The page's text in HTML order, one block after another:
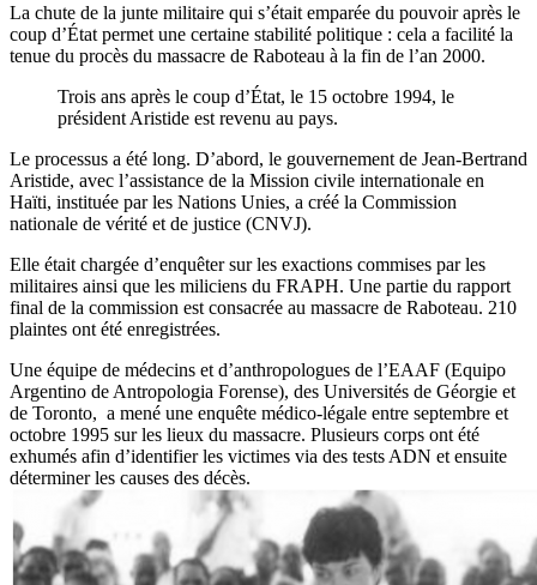
La chute de la junte militaire qui s’était emparée du pouvoir après le
coup d’État permet une certaine stabilité politique : cela a facilité la
tenue du procès du massacre de Raboteau à la fin de l’an 2000.
Trois ans après le coup d’État, le 15 octobre 1994, le
président Aristide est revenu au pays.
Le processus a été long. D’abord, le gouvernement de Jean-Bertrand
Aristide, avec l’assistance de la Mission civile internationale en
Haïti, instituée par les Nations Unies, a créé la Commission
nationale de vérité et de justice (CNVJ).
Elle était chargée d’enquêter sur les exactions commises par les
militaires ainsi que les miliciens du FRAPH. Une partie du rapport
final de la commission est consacrée au massacre de Raboteau. 210
plaintes ont été enregistrées.
Une équipe de médecins et d’anthropologues de l’EAAF (Equipo
Argentino de Antropologia Forense), des Universités de Géorgie et
de Toronto, a mené une enquête médico-légale entre septembre et
octobre 1995 sur les lieux du massacre. Plusieurs corps ont été
exhumés afin d’identifier les victimes via des tests ADN et ensuite
déterminer les causes des décès.